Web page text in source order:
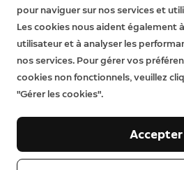
pour naviguer sur nos services et
Les cookies nous aident également
utilisateur et à analyser les
nos services. Pour gérer vos
cookies non fonctionnels, veuillez
"Gérer les cookies".
Accepter